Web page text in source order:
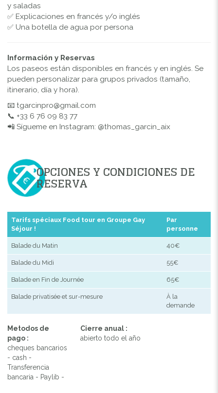
y saladas
✅ Explicaciones en francés y/o inglés
✅ Una botella de agua por persona
Información y Reservas
Los paseos están disponibles en francés y en inglés. Se
pueden personalizar para grupos privados (tamaño,
itinerario, día y hora).
📧 tgarcinpro@gmail.com
📞 +33 6 76 09 83 77
📲 Sígueme en Instagram: @thomas_garcin_aix
OPCIONES Y CONDICIONES DE
RESERVA
Tarifs spéciaux Food tour en Groupe Gay
Séjour !
Par
personne
Balade du Matin 40€
Balade du Midi 55€
Balade en Fin de Journée 65€
Balade privatisée et sur-mesure
À la
demande
Metodos de
pago :
cheques bancarios
- cash -
Transferencia
bancaria - Paylib -
Cierre anual :
abierto todo el año